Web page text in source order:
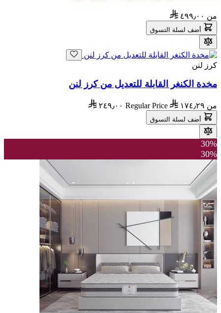
من ٤٩٩٫٠٠
أضف لسلة التسوق
كرز لنن
مخدة الكنغر القابلة للتعديل من كرز لنن
من ١٧٤٫٢٩ Regular Price ٢٤٩٫٠٠
أضف لسلة التسوق
30%
30%